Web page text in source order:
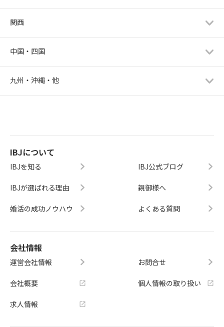
関西
中国・四国
九州・沖縄・他
IBJについて
IBJを知る
IBJが選ばれる理由
婚活の成功ノウハウ
IBJ公式ブログ
親御様へ
よくある質問
会社情報
運営会社情報
会社概要
求人情報
お問合せ
個人情報の取り扱い